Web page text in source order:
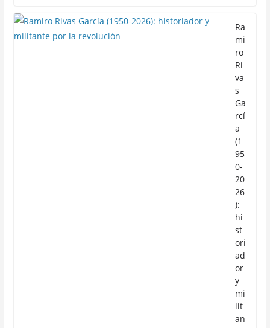
Ra
mi
ro
Ri
va
s
Ga
rcí
a
(1
95
0-
20
26
):
hi
st
ori
ad
or
y
mi
lit
an